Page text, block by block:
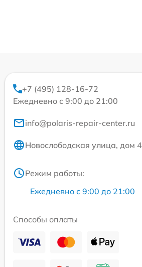
+7 (495) 128-16-72
Ежедневно с 9:00 до 21:00
info@polaris-repair-center.ru
Новослободская улица, дом 4
Режим работы:
Ежедневно с 9:00 до 21:00
Способы оплаты